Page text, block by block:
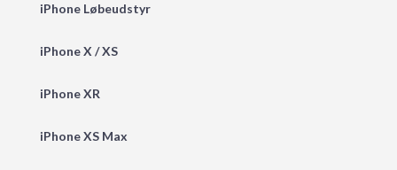
iPhone Løbeudstyr
iPhone X / XS
iPhone XR
iPhone XS Max